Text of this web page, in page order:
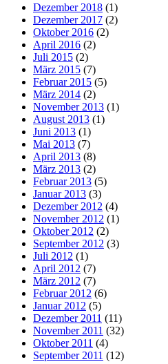
Dezember 2018 (1)
Dezember 2017 (2)
Oktober 2016 (2)
April 2016 (2)
Juli 2015 (2)
März 2015 (7)
Februar 2015 (5)
März 2014 (2)
November 2013 (1)
August 2013 (1)
Juni 2013 (1)
Mai 2013 (7)
April 2013 (8)
März 2013 (2)
Februar 2013 (5)
Januar 2013 (3)
Dezember 2012 (4)
November 2012 (1)
Oktober 2012 (2)
September 2012 (3)
Juli 2012 (1)
April 2012 (7)
März 2012 (7)
Februar 2012 (6)
Januar 2012 (5)
Dezember 2011 (11)
November 2011 (32)
Oktober 2011 (4)
September 2011 (12)